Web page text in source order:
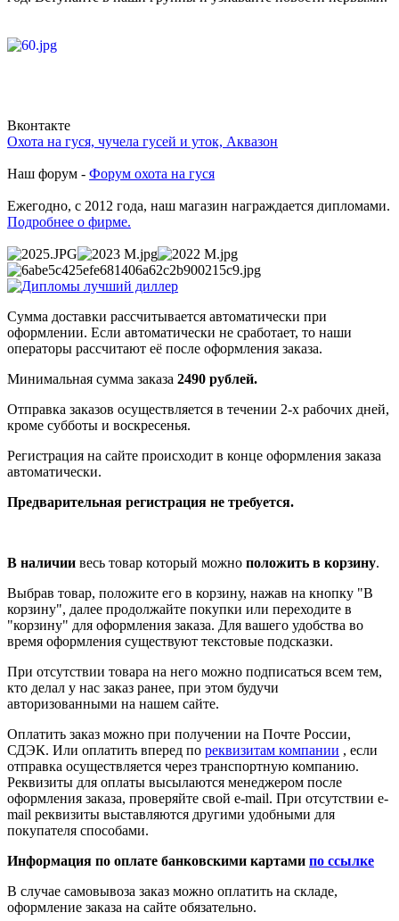
Вконтакте
Охота на гуся, чучела гусей и уток, Аквазон
Наш форум - Форум охота на гуся
Ежегодно, с 2012 года, наш магазин награждается дипломами.
Подробнее о фирме.
Сумма доставки рассчитывается автоматически при
оформлении. Если автоматически не сработает, то наши
операторы рассчитают её после оформления заказа.
Минимальная сумма заказа 2490 рублей.
Отправка заказов осуществляется в течении 2-х рабочих дней,
кроме субботы и воскресенья.
Регистрация на сайте происходит в конце оформления заказа
автоматически.
Предварительная регистрация не требуется.
В наличии весь товар который можно положить в корзину.
Выбрав товар, положите его в корзину, нажав на кнопку "В
корзину", далее продолжайте покупки или переходите в
"корзину" для оформления заказа. Для вашего удобства во
время оформления существуют текстовые подсказки.
При отсутствии товара на него можно подписаться всем тем,
кто делал у нас заказ ранее, при этом будучи
авторизованными на нашем сайте.
Оплатить заказ можно при получении на Почте России,
СДЭК. Или оплатить вперед по реквизитам компании , если
отправка осуществляется через транспортную компанию.
Реквизиты для оплаты высылаются менеджером после
оформления заказа, проверяйте свой e-mail. При отсутствии e-
mail реквизиты выставляются другими удобными для
покупателя способами.
Информация по оплате банковскими картами по ссылке
В случае самовывоза заказ можно оплатить на складе,
оформление заказа на сайте обязательно.